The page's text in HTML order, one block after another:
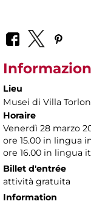
Lieu
Musei di Villa
Horaire
Venerdì 28 marzo
ore 15.00 in lingua
ore 16.00 in lingua
Billet d'entrée
attività gratuita
Information